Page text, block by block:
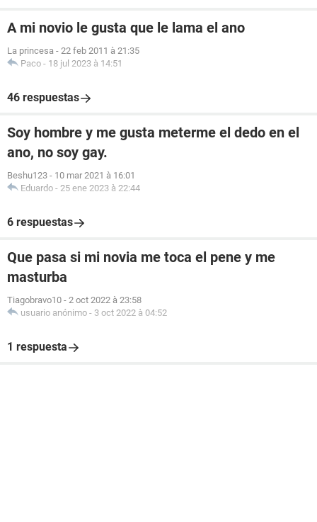
A mi novio le gusta que le lama el ano
La princesa - 22 feb 2011 à 21:35
Paco - 18 jul 2023 à 14:51
46 respuestas
Soy hombre y me gusta meterme el dedo en el
ano, no soy gay.
Beshu123 - 10 mar 2021 à 16:01
Eduardo - 25 ene 2023 à 22:44
6 respuestas
Que pasa si mi novia me toca el pene y me
masturba
Tiagobravo10 - 2 oct 2022 à 23:58
usuario anónimo - 3 oct 2022 à 04:52
1 respuesta